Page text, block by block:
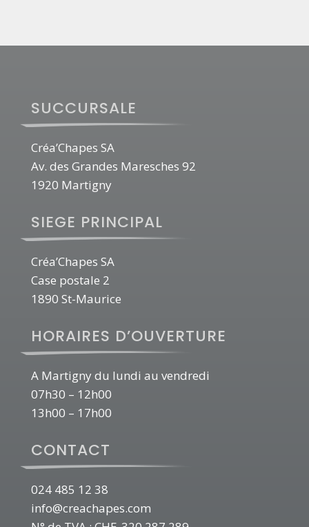
SUCCURSALE
Créa’Chapes SA
Av. des Grandes Maresches 92
1920 Martigny
SIEGE PRINCIPAL
Créa’Chapes SA
Case postale 2
1890 St-Maurice
HORAIRES D’OUVERTURE
A Martigny du lundi au vendredi
07h30 – 12h00
13h00 – 17h00
CONTACT
024 485 12 38
info@creachapes.com